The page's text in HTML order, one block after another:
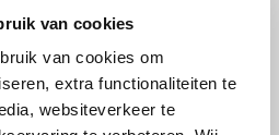
van cookies
van cookies om
extra functionaliteiten te
websiteverkeer te